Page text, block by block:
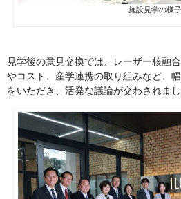
施設見学の様子
見学後の意見交換では、レーザー核融
やコスト、産学連携の取り組みなど、
をいただき、活発な議論が交わされまし